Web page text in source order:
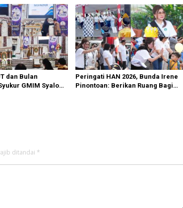
dan Bulan
GMIM Syalom
Peringati HAN 2026, Bunda Irene
Pinontoan: Berikan Ruang Bagi
ditandai *